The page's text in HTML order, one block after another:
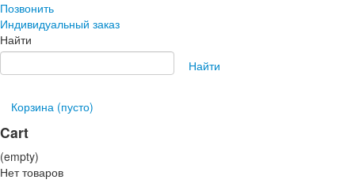
Позвонить
Индивидуальный заказ
Найти
Найти
Корзина (пусто)
Cart
(empty)
Нет товаров